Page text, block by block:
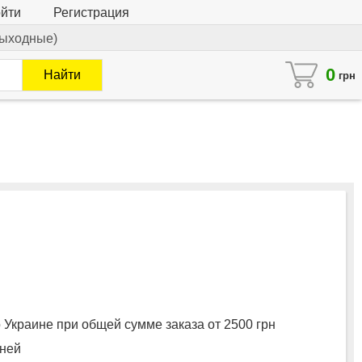
Регистрация
0 грн
Найти
при общей сумме заказа от 2500 грн